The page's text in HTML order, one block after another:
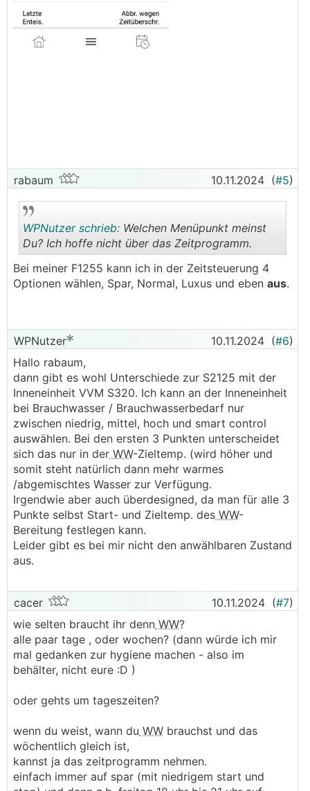
rabaum 10.11.2024 (#5)
..
WPNutzer schrieb: Welchen Menüpunkt meinst
Du? Ich hoffe nicht über das Zeitprogramm.
Bei meiner F1255 kann ich in der Zeitsteuerung 4
Optionen wählen, Spar, Normal, Luxus und eben aus.
WPNutzer 10.11.2024 (#6)
Hallo rabaum,
dann gibt es wohl Unterschiede zur S2125 mit der
Inneneinheit VVM S320. Ich kann an der Inneneinheit
bei Brauchwasser / Brauchwasserbedarf nur
zwischen niedrig, mittel, hoch und smart control
auswählen. Bei den ersten 3 Punkten unterscheidet
sich das nur in der WW-Zieltemp. (wird höher und
somit steht natürlich dann mehr warmes
/abgemischtes Wasser zur Verfügung.
Irgendwie aber auch überdesigned, da man für alle 3
Punkte selbst Start- und Zieltemp. des WW-
Bereitung festlegen kann.
Leider gibt es bei mir nicht den anwählbaren Zustand
aus.
cacer 10.11.2024 (#7)
wie selten braucht ihr denn WW?
alle paar tage , oder wochen? (dann würde ich mir
mal gedanken zur hygiene machen - also im
behälter, nicht eure :D )
oder gehts um tageszeiten?
wenn du weist, wann du WW brauchst und das
wöchentlich gleich ist,
kannst ja das zeitprogramm nehmen.
einfach immer auf spar (mit niedrigem start und